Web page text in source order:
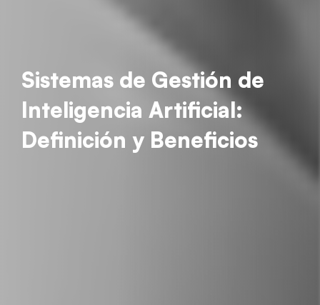
Sistemas de Gestión de
Inteligencia Artificial:
Definición y Beneficios